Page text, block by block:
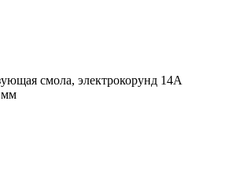
смола, электрокорунд 14А
мм